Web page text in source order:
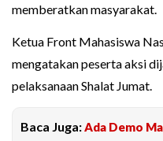
memberatkan masyarakat.
Ketua Front Mahasiswa
mengatakan peserta aksi
pelaksanaan Shalat Jumat.
Baca Juga:Ada Demo